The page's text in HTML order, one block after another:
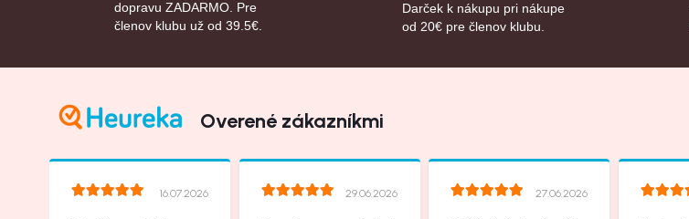
dopravu ZADARMO. Pre
členov klubu už od 39.5€.
Darček k nákupu pri nákupe
od 20€ pre členov klubu.
Overené zákazníkmi
16.07.2026 29.06.2026 27.06.2026